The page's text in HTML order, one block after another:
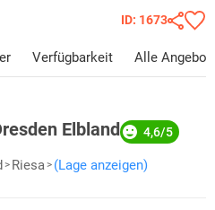
ID: 1673
Verfügbarkeit Alle
Elbland 4,6/5
Riesa (Lage anzeigen)